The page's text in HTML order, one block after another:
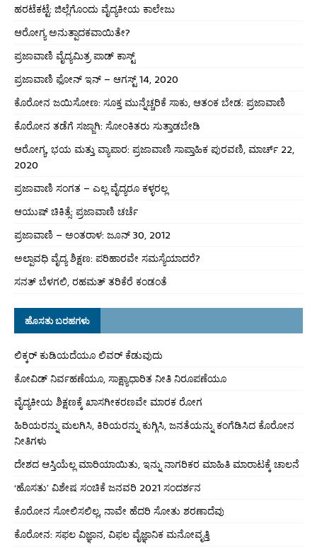
ಹರಟೆಕಟ್ಟೆ: ಜಿಲ್ಲೆಗೊಂದು ವೈದ್ಯಕೀಯ ಕಾಲೇಜು
ಆರೋಗ್ಯ ಅನುತ್ಪಾದಕವಾಯಿತೇ?
ಪ್ರಜಾವಾಣಿ ವೈದ್ಯಮಿತ್ರ ಪಾಡ್ ಕಾಸ್ಟ್
ಪ್ರಜಾವಾಣಿ ಫೋನ್ ಇನ್ – ಆಗಸ್ಟ್ 14, 2020
ಕೊರೋನ ಜಯಿಸೋಣ: ಸೂಕ್ತ ಮುನ್ನೆಚ್ಚರಿಕೆ ಸಾಕು, ಆತಂಕ ಬೇಡ: ಪ್ರಜಾವಾಣಿ
ಕೊರೋನ ತಡೆಗೆ ಸಜ್ಜಾಗಿ: ಸೋಂಕಿತರು ಸುತ್ತಾಡಬೇಡಿ
ಆರೋಗ್ಯ, ಭಯ ಮತ್ತು ವ್ಯಾಪಾರ: ಪ್ರಜಾವಾಣಿ ಸಾಪ್ತಾಹಿಕ ಪುರವಣಿ, ಮಾರ್ಚ್ 22,
2020
ಪ್ರಜಾವಾಣಿ ಸಂಗತ – ಎಲ್ಲ ವೈದ್ಯರೂ ಕಳ್ಳರಲ್ಲ
ಆಯುಷ್ ಚಿಕಿತ್ಸೆ: ಪ್ರಜಾವಾಣಿ ಚರ್ಚೆ
ಪ್ರಜಾವಾಣಿ – ಅಂತರಾಳ: ಜೂನ್ 30, 2012
ಅಲ್ಪಾವಧಿ ವೈದ್ಯ ಶಿಕ್ಷಣ: ಪರಿಹಾರವೇ ಸಮಸ್ಯೆಯಾದರೆ?
ಸನತ್ ಬೆಳಗಲಿ, ರಹಮತ್ ತರಿಕೆರೆ ಕಂಡಂತೆ
ಹೊಸತು ಬರಹಗಳು
ಲಿಕ್ಕರ್ ಕುಡಿಯದೆಯೂ ಲಿವರ್ ಕೆಡುವುದು
ಕೋವಿಡ್ ನಿರ್ವಹಣೆಯೂ, ಸಾಕ್ಷ್ಯಾಧಾರಿತ ನೀತಿ ನಿರೂಪಣೆಯೂ
ವೈದ್ಯಕೀಯ ಶಿಕ್ಷಣಕ್ಕೆ ಖಾಸಗೀಕರಣವೇ ಮಾರಕ ರೋಗ
ಹಿರಿಯರನ್ನು ಮಲಗಿಸಿ, ಕಿರಿಯರನ್ನು ಕುಗ್ಗಿಸಿ, ಜನತೆಯನ್ನು ಕಂಗೆಡಿಸಿದ ಕೊರೋನ
ನೀತಿಗಳು
ದೇಶದ ಆಸ್ತಿಯೆಲ್ಲ ಮಾರಿಯಾಯಿತು, ಇನ್ನು ನಾಗರಿಕರ ಮಾಹಿತಿ ಮಾರಾಟಕ್ಕೆ ಚಾಲನೆ
‘ಹೊಸತು’ ವಿಶೇಷ ಸಂಚಿಕೆ ಜನವರಿ 2021 ಸಂದರ್ಶನ
ಕೊರೋನ ಸೋಲಿಸಲಿಲ್ಲ, ನಾವೇ ಹೆದರಿ ಸೋತು ಶರಣಾದೆವು
ಕೊರೋನ: ಸಫಲ ವಿಜ್ಞಾನ, ವಿಫಲ ವೈಜ್ಞಾನಿಕ ಮನೋವೃತ್ತಿ